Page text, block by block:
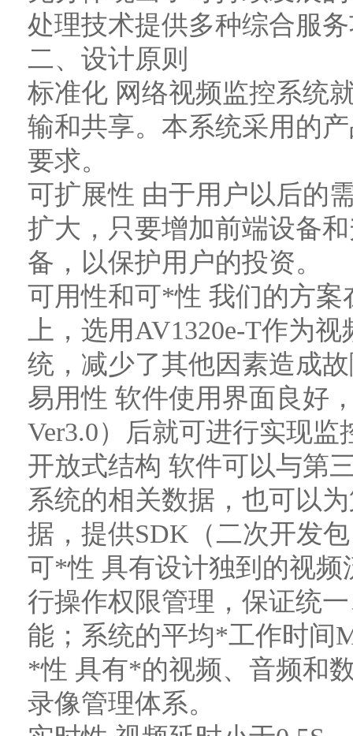
处理技术提供多种综合服
二、设计原则
标准化 网络视频监控系统
输和共享。本系统采用的
要求。
可扩展性 由于用户以后的
扩大，只要增加前端设备
备，以保护用户的投资。
可用性和可*性 我们的方
上，选用AV1320e-T作为
统，减少了其他因素造成
易用性 软件使用界面良好
Ver3.0）后就可进行实现
开放式结构 软件可以与第
系统的相关数据，也可以
据，提供SDK（二次开发
可*性 具有设计独到的视
行操作权限管理，保证统
能；系统的平均*工作时间
*性 具有*的视频、音频和
录像管理体系。